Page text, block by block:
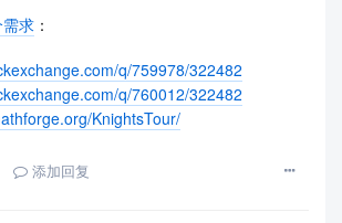
求 ：
q/759978/322482
q/760012/322482
KnightsTour/
添加回复